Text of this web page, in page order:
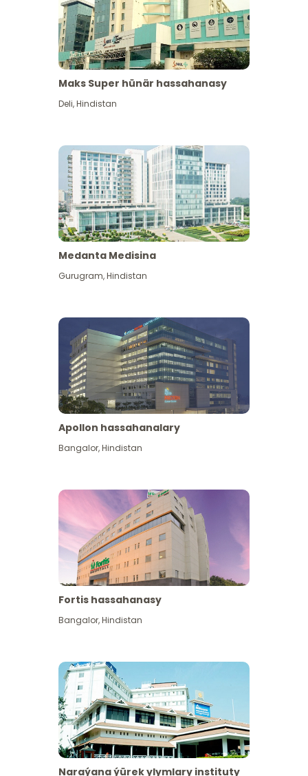
Has giňişleýin gör
Maks Super hünär hassahanasy
Deli,Hindistan
Medanta Medisina
Gurugram,Hindistan
Apollon hassahanalary
Bangalor,Hindistan
Fortis hassahanasy
Bangalor,Hindistan
Naraýana ýürek ylymlary instituty